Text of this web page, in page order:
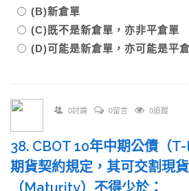
(B)新倉單
(C)既不是新倉單，亦非平倉單
(D)可能是新倉單，亦可能是平
0討論 0留言 0追蹤
38. CBOT 10年中期公債（T-
期貨契約規定，其可交割現
（Maturity）不得少於：